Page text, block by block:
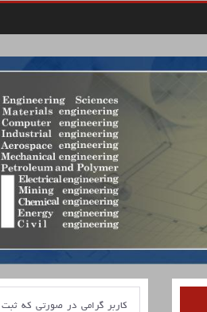
کاربر گرامی در صورتی که ثبت